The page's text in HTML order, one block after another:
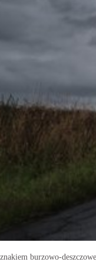
burzowo-